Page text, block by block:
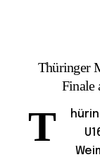
Thüringer
Finale
T